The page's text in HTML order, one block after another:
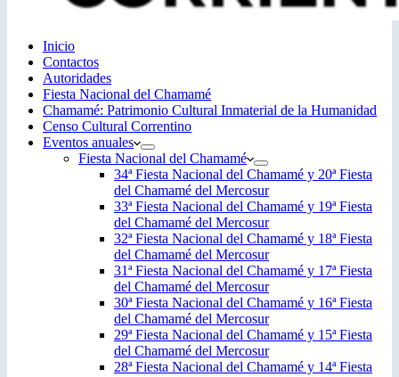
Inicio
Contactos
Autoridades
Fiesta Nacional del Chamamé
Chamamé: Patrimonio Cultural Inmaterial de la Humanidad
Censo Cultural Correntino
Eventos anuales
Fiesta Nacional del Chamamé
34ª Fiesta Nacional del Chamamé y 20ª Fiesta
del Chamamé del Mercosur
33ª Fiesta Nacional del Chamamé y 19ª Fiesta
del Chamamé del Mercosur
32ª Fiesta Nacional del Chamamé y 18ª Fiesta
del Chamamé del Mercosur
31ª Fiesta Nacional del Chamamé y 17ª Fiesta
del Chamamé del Mercosur
30ª Fiesta Nacional del Chamamé y 16ª Fiesta
del Chamamé del Mercosur
29ª Fiesta Nacional del Chamamé y 15ª Fiesta
del Chamamé del Mercosur
28ª Fiesta Nacional del Chamamé y 14ª Fiesta